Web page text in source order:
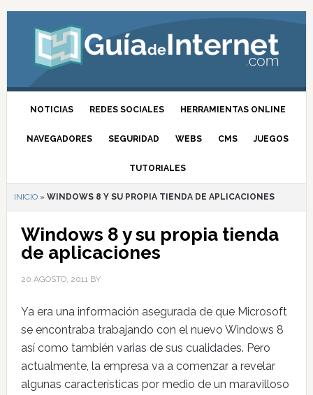
NOTICIAS REDES SOCIALES HERRAMIENTAS ONLINE
NAVEGADORES SEGURIDAD WEBS CMS JUEGOS
TUTORIALES
INICIO» WINDOWS 8 Y SU PROPIA TIENDA DE APLICACIONES
Windows 8 y su propia tienda
de aplicaciones
20 AGOSTO, 2011BY
Ya era una información asegurada de que Microsoft
se encontraba trabajando con el nuevo Windows 8
así como también varias de sus cualidades. Pero
actualmente, la empresa va a comenzar a revelar
algunas características por medio de un maravilloso